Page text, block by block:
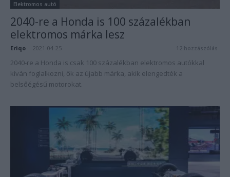
Elektromos autó
2040-re a Honda is 100 százalékban
elektromos márka lesz
Eriqo 2021-04-25 12 hozzászólás
2040-re a Honda is csak 100 százalékban elektromos autókkal
kíván foglalkozni, ők az újabb márka, akik elengedték a
belsőégésű motorokat.